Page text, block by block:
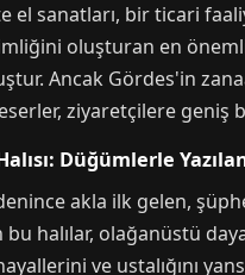
el sanatları, bir ticari
oluşturan en önemli
Ancak Gördes'in
ziyaretçilere geniş
Düğümlerle
akla ilk gelen,
halılar, olağanüstü
ve ustalığını